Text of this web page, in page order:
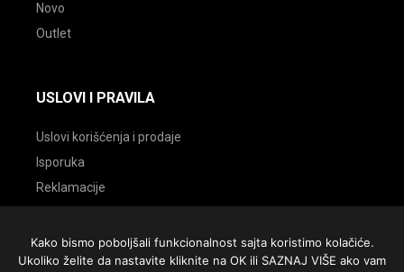
Novo
Outlet
USLOVI I PRAVILA
Uslovi korišćenja i prodaje
Isporuka
Reklamacije
Kako bismo poboljšali funkcionalnost sajta koristimo kolačiće.
Ukoliko želite da nastavite kliknite na OK ili SAZNAJ VIŠE ako vam